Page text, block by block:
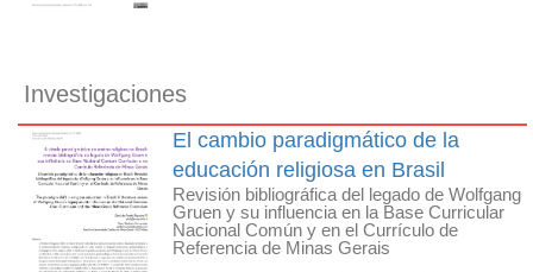
Investigaciones
El cambio paradigmático de la
educación religiosa en Brasil
Revisión bibliográfica del legado de Wolfgang
Gruen y su influencia en la Base Curricular
Nacional Común y en el Currículo de
Referencia de Minas Gerais